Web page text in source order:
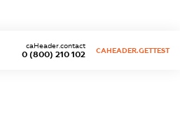
0 (800) 210 102
caHeader.contact
CAHEADER.GETTEST